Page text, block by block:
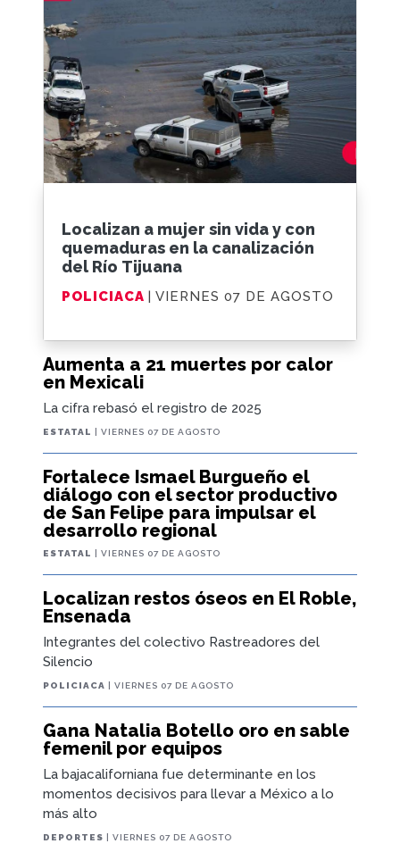
Aumenta a 21 muertes por calor
en Mexicali
La cifra rebasó el registro de 2025
ESTATAL | VIERNES 07 DE AGOSTO
Fortalece Ismael Burgueño el
diálogo con el sector productivo
de San Felipe para impulsar el
desarrollo regional
ESTATAL | VIERNES 07 DE AGOSTO
Localizan restos óseos en El Roble,
Ensenada
Integrantes del colectivo Rastreadores del
Silencio
POLICIACA | VIERNES 07 DE AGOSTO
Gana Natalia Botello oro en sable
femenil por equipos
La bajacaliforniana fue determinante en los
momentos decisivos para llevar a México a lo
más alto
DEPORTES | VIERNES 07 DE AGOSTO
Localizan a mujer sin vida y con
quemaduras en la canalización
del Río Tijuana
POLICIACA | VIERNES 07 DE AGOSTO